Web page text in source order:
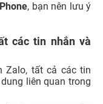
, bạn nên lưu ý
các tin nhắn và
Zalo, tất cả các tin
liên quan trong